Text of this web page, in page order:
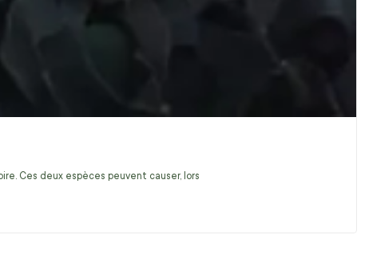
Ces deux espèces peuvent causer, lors